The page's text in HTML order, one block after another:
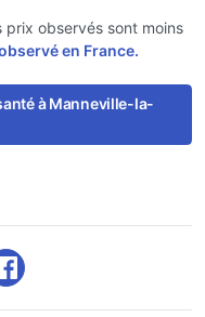
prix observés sont moins
en France.
à Manneville-la-